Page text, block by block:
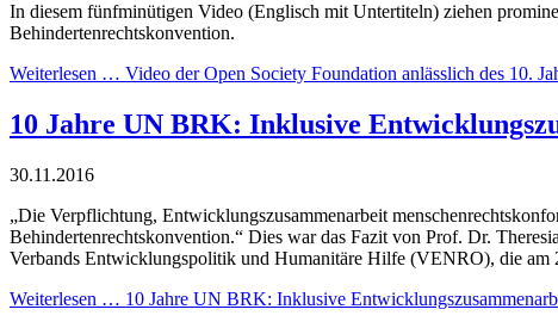
In diesem fünfminütigen Video (Englisch mit Untertiteln) ziehen
Behindertenrechtskonvention.
Weiterlesen … Video der Open Society Foundation anlässlich des 10.
10 Jahre UN BRK: Inklusive
30.11.2016
„Die Verpflichtung, Entwicklungszusammenarbeit
Behindertenrechtskonvention.“ Dies war das Fazit von Prof. Dr.
Verbands Entwicklungspolitik und Humanitäre Hilfe (VENRO), die am
Weiterlesen … 10 Jahre UN BRK: Inklusive